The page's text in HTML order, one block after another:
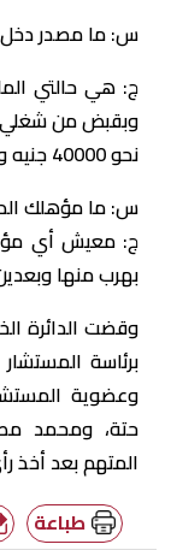
س: ما مصدر دخل
ج: هي حالتي
نحو 40000 جنيه والأرض زي ما تجيب كل سنة.
س: ما مؤهلك
ج: معيش أي
بهرب منها
برئاسة
وعضوية
حتة، ومحمد
المتهم بعد أخذ
طباعة